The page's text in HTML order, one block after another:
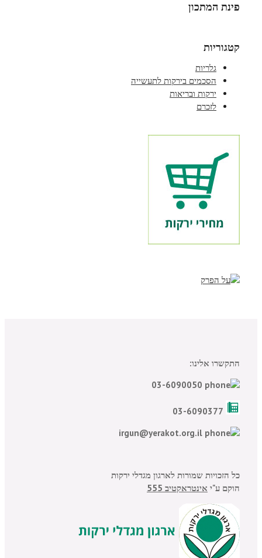
פינת המתכון
קטגוריות
גלריות
הסכמים בירקות לתעשייה
ירקות ובריאות
לזכרם
התקשרו אלינו:
כל הזכויות שמורות לארגון מגדלי ירקות
הוקם ע"י אינטראקטיב 555